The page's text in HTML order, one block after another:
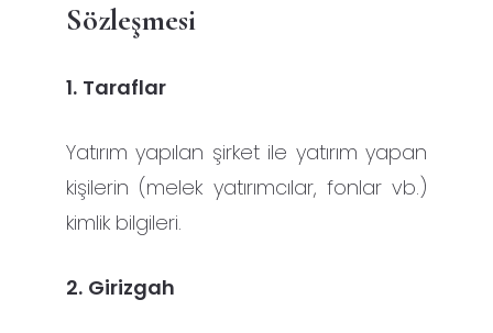
Sözleşmesi
1. Taraflar
Yatırım yapılan şirket ile yatırım yapan
kişilerin (melek yatırımcılar, fonlar vb.)
kimlik bilgileri.
2. Girizgah